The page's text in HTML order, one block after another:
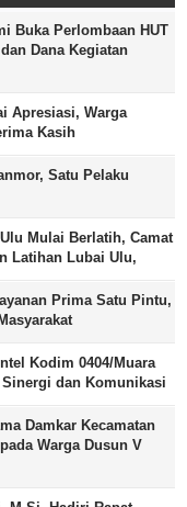
Buka Perlombaan HUT
Dana Kegiatan
Apresiasi, Warga
Kasih
Satu Pelaku
Mulai Berlatih, Camat
Latihan Lubai Ulu,
Prima Satu Pintu,
Kodim 0404/Muara
dan Komunikasi
Damkar Kecamatan
Warga Dusun V